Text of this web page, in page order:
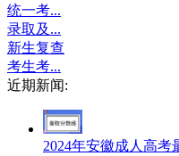
统一考...
录取及...
新生复查
考生考...
近期新闻:
2024年安徽成人高考